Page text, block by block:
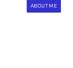
ABOUT ME